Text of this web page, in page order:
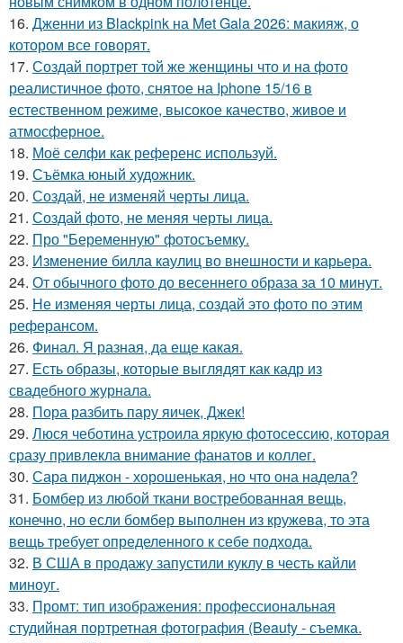
16. Дженни из Blackpink на Met Gala 2026: макияж, о
котором все говорят.
17. Создай портрет той же женщины что и на фото
реалистичное фото, снятое на Iphone 15/16 в
естественном режиме, высокое качество, живое и
атмосферное.
18. Моё селфи как референс используй.
19. Съёмка юный художник.
20. Создай, не изменяй черты лица.
21. Создай фото, не меняя черты лица.
22. Про "Беременную" фотосъемку.
23. Изменение билла каулиц во внешности и карьера.
24. От обычного фото до весеннего образа за 10 минут.
25. Не изменяя черты лица, создай это фото по этим
реферансом.
26. Финал. Я разная, да еще какая.
27. Есть образы, которые выглядят как кадр из
свадебного журнала.
28. Пора разбить пару яичек, Джек!
29. Люся чеботина устроила яркую фотосессию, которая
сразу привлекла внимание фанатов и коллег.
30. Сара пиджон - хорошенькая, но что она надела?
31. Бомбер из любой ткани востребованная вещь,
конечно, но если бомбер выполнен из кружева, то эта
вещь требует определенного к себе подхода.
32. В США в продажу запустили куклу в честь кайли
миноуг.
33. Промт: тип изображения: профессиональная
студийная портретная фотография (Beauty - съемка.